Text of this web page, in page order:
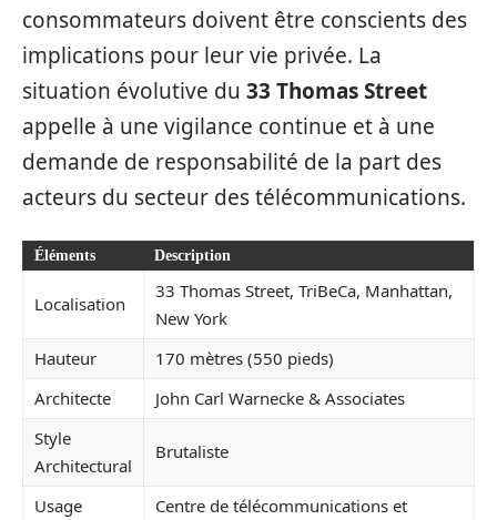
consommateurs doivent être conscients des
implications pour leur vie privée. La
situation évolutive du 33 Thomas Street
appelle à une vigilance continue et à une
demande de responsabilité de la part des
acteurs du secteur des télécommunications.
Éléments Description
Localisation
33 Thomas Street, TriBeCa, Manhattan,
New York
Hauteur
170 mètres (550 pieds)
Architecte
John Carl Warnecke & Associates
Style
Architectural
Brutaliste
Usage
Centre de télécommunications et